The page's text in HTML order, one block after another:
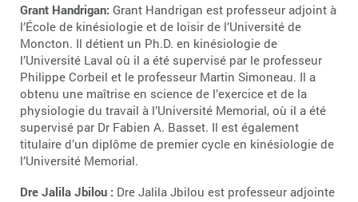
Grant Handrigan: Grant Handrigan est professeur adjoint à
l’École de kinésiologie et de loisir de l’Université de
Moncton. Il détient un Ph.D. en kinésiologie de
l’Université Laval où il a été supervisé par le professeur
Philippe Corbeil et le professeur Martin Simoneau. Il a
obtenu une maîtrise en science de l’exercice et de la
physiologie du travail à l’Université Memorial, où il a été
supervisé par Dr Fabien A. Basset. Il est également
titulaire d’un diplôme de premier cycle en kinésiologie de
l’Université Memorial.
Dre Jalila Jbilou : Dre Jalila Jbilou est professeur adjointe